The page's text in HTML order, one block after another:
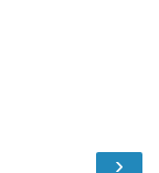
›